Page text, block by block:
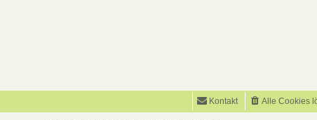
Alle Cookies
Kontakt